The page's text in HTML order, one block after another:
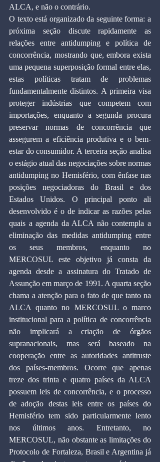
ALCA, e não o contrário.
O texto está organizado da seguinte forma: a
próxima seção discute rapidamente as
relações entre antidumping e política de
concorrência, mostrando que, embora exista
uma pequena superposição formal entre elas,
estas políticas tratam de problemas
fundamentalmente distintos. A primeira visa
proteger indústrias que competem com
importações, enquanto a segunda procura
preservar normas de concorrência que
assegurem a eficiência produtiva e o bem-
estar do consumidor. A terceira seção analisa
o estágio atual das negociações sobre normas
antidumping no Hemisfério, com ênfase nas
posições negociadoras do Brasil e dos
Estados Unidos. O principal ponto ali
desenvolvido é o de indicar as razões pelas
quais a agenda da ALCA não contempla a
eliminação das medidas antidumping entre
os seus membros, enquanto no
MERCOSUL este objetivo já consta da
agenda desde a assinatura do Tratado de
Assunção em março de 1991. A quarta seção
chama a atenção para o fato de que tanto na
ALCA quanto no MERCOSUL o marco
institucional para a política de concorrência
não implicará a criação de órgãos
supranacionais, mas será baseado na
cooperação entre as autoridades antitruste
dos países-membros. Ocorre que apenas
treze dos trinta e quatro países da ALCA
possuem leis de concorrência, e o processo
de adoção destas leis entre os países do
Hemisfério tem sido particularmente lento
nos últimos anos. Entretanto, no
MERCOSUL, não obstante as limitações do
Protocolo de Fortaleza, Brasil e Argentina já